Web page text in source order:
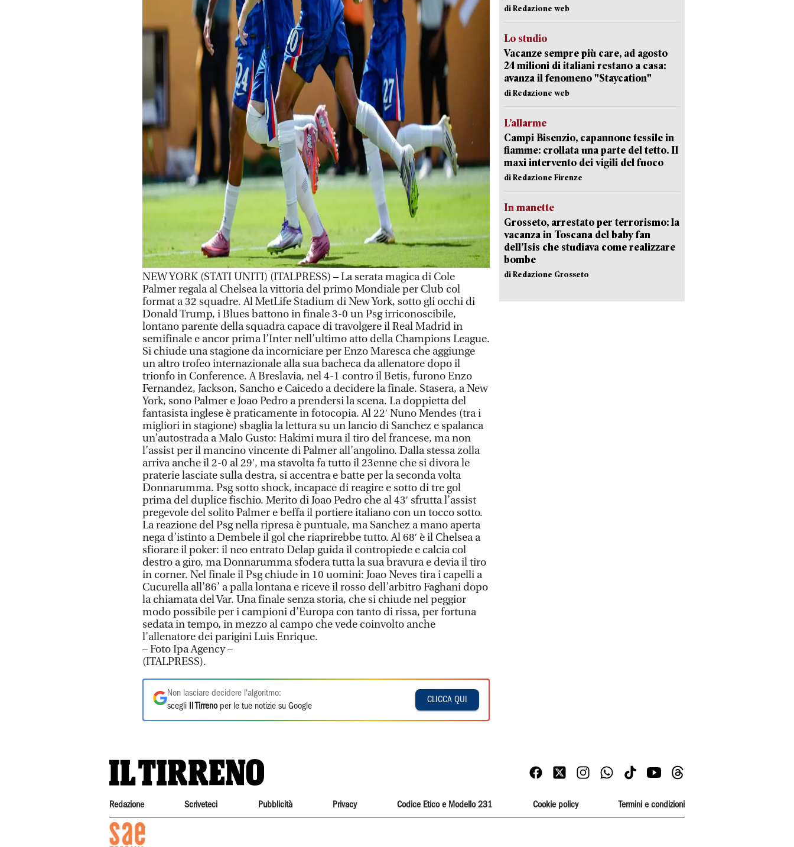
NEW YORK (STATI UNITI) (ITALPRESS) – La serata magica di Cole
Palmer regala al Chelsea la vittoria del primo Mondiale per Club col
format a 32 squadre. Al MetLife Stadium di New York, sotto gli occhi di
Donald Trump, i Blues battono in finale 3-0 un Psg irriconoscibile,
lontano parente della squadra capace di travolgere il Real Madrid in
semifinale e ancor prima l’Inter nell’ultimo atto della Champions League.
Si chiude una stagione da incorniciare per Enzo Maresca che aggiunge
un altro trofeo internazionale alla sua bacheca da allenatore dopo il
trionfo in Conference. A Breslavia, nel 4-1 contro il Betis, furono Enzo
Fernandez, Jackson, Sancho e Caicedo a decidere la finale. Stasera, a New
York, sono Palmer e Joao Pedro a prendersi la scena. La doppietta del
fantasista inglese è praticamente in fotocopia. Al 22′ Nuno Mendes (tra i
migliori in stagione) sbaglia la lettura su un lancio di Sanchez e spalanca
un’autostrada a Malo Gusto: Hakimi mura il tiro del francese, ma non
l’assist per il mancino vincente di Palmer all’angolino. Dalla stessa zolla
arriva anche il 2-0 al 29′, ma stavolta fa tutto il 23enne che si divora le
praterie lasciate sulla destra, si accentra e batte per la seconda volta
Donnarumma. Psg sotto shock, incapace di reagire e sotto di tre gol
prima del duplice fischio. Merito di Joao Pedro che al 43′ sfrutta l’assist
pregevole del solito Palmer e beffa il portiere italiano con un tocco sotto.
La reazione del Psg nella ripresa è puntuale, ma Sanchez a mano aperta
nega d’istinto a Dembele il gol che riaprirebbe tutto. Al 68′ è il Chelsea a
sfiorare il poker: il neo entrato Delap guida il contropiede e calcia col
destro a giro, ma Donnarumma sfodera tutta la sua bravura e devia il tiro
in corner. Nel finale il Psg chiude in 10 uomini: Joao Neves tira i capelli a
Cucurella all’86’ a palla lontana e riceve il rosso dell’arbitro Faghani dopo
la chiamata del Var. Una finale senza storia, che si chiude nel peggior
modo possibile per i campioni d’Europa con tanto di rissa, per fortuna
sedata in tempo, in mezzo al campo che vede coinvolto anche
l’allenatore dei parigini Luis Enrique.
– Foto Ipa Agency –
(ITALPRESS).
Non lasciare decidere l'algoritmo:
scegli
Il Tirrenoper le tue notizie su Google
CLICCA QUI
di Redazione web
Lo studio
Vacanze sempre più care, ad agosto
24 milioni di italiani restano a casa:
avanza il fenomeno "Staycation"
di Redazione web
L’allarme
Campi Bisenzio, capannone tessile in
fiamme: crollata una parte del tetto. Il
maxi intervento dei vigili del fuoco
di Redazione Firenze
In manette
Grosseto, arrestato per terrorismo: la
vacanza in Toscana del baby fan
dell’Isis che studiava come realizzare
bombe
di Redazione Grosseto
Redazione Scriveteci Pubblicità Privacy Codice Etico e Modello 231 Cookie policy Termini e condizioni